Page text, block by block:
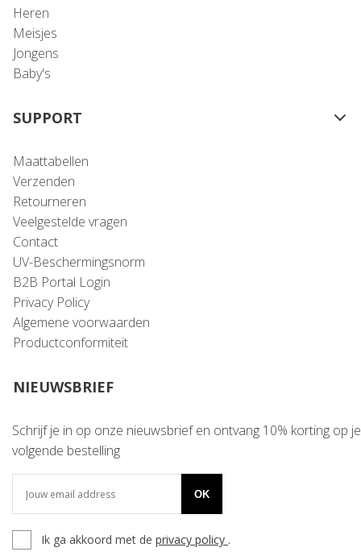
Heren
Meisjes
Jongens
Baby's
SUPPORT
Maattabellen
Verzenden
Retourneren
Veelgestelde vragen
Contact
UV-Beschermingsnorm
B2B Portal Login
Privacy Policy
Algemene voorwaarden
Productconformiteit
NIEUWSBRIEF
Schrijf je in op onze nieuwsbrief en ontvang 10% korting op je
volgende bestelling
OK
Ik ga akkoord met de privacy policy .